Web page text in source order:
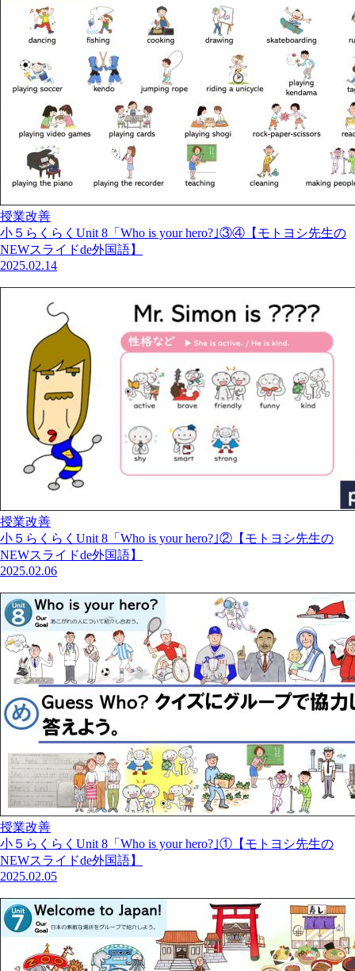
授業改善
小５らくらくUnit 8「Who is your hero?｣③④【モトヨシ先生の
NEWスライドde外国語】
2025.02.14
授業改善
小５らくらくUnit 8「Who is your hero?｣②【モトヨシ先生の
NEWスライドde外国語】
2025.02.06
授業改善
小５らくらくUnit 8「Who is your hero?｣①【モトヨシ先生の
NEWスライドde外国語】
2025.02.05